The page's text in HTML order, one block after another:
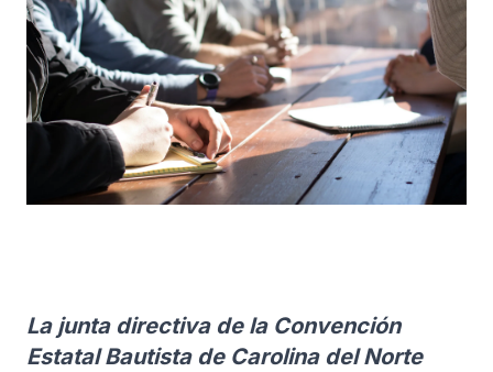
La junta directiva de la Convención
Estatal Bautista de Carolina del Norte